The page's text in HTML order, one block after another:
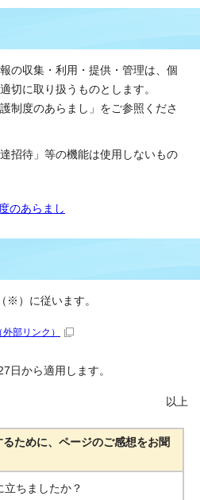
の収集・利用・提供・管理は、個
切に取り扱うものとします。
制度のあらまし」をご参照くださ
招待」等の機能は使用しないもの
のあらまし
※）に従います。
（外部リンク）
日から適用します。
以上
ために、ページのご感想をお聞
立ちましたか？